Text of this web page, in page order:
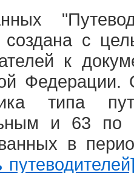
создана с
к
типа
и 63 по
в